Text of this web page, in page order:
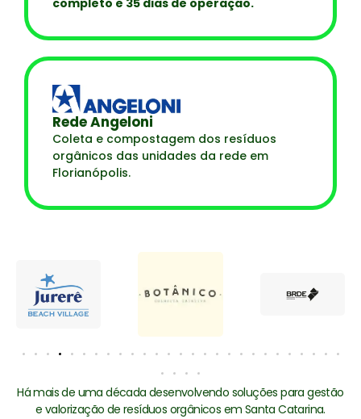
completo e 35 dias de operação.
Rede Angeloni
Coleta e compostagem dos resíduos
orgânicos das unidades da rede em
Florianópolis.
Há mais de uma década desenvolvendo soluções para gestão
e valorização de resíduos orgânicos em Santa Catarina.